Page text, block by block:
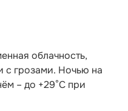
облачность,
с грозами. Ночью на
– до +29°C при